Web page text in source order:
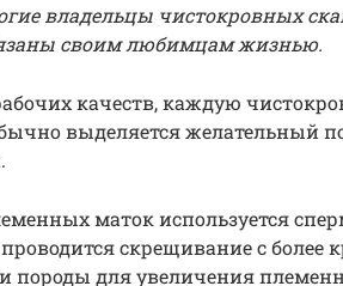
владельцы чистокровных
своим любимцам жизнью.
качеств, каждую
выделяется желательный
маток используется
скрещивание с
породы для увеличения